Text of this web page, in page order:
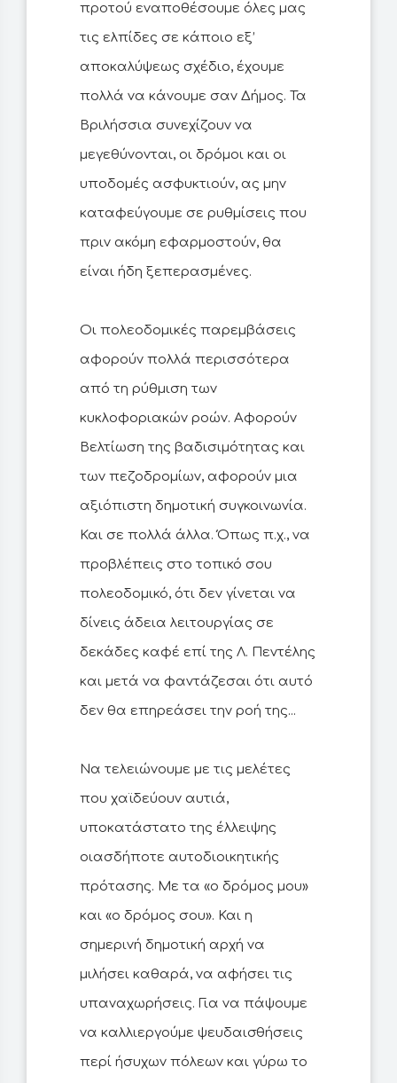
προτού εναποθέσουμε όλες μας
τις ελπίδες σε κάποιο εξ’
αποκαλύψεως σχέδιο, έχουμε
πολλά να κάνουμε σαν Δήμος. Τα
Βριλήσσια συνεχίζουν να
μεγεθύνονται, οι δρόμοι και οι
υποδομές ασφυκτιούν, ας μην
καταφεύγουμε σε ρυθμίσεις που
πριν ακόμη εφαρμοστούν, θα
είναι ήδη ξεπερασμένες.
Οι πολεοδομικές παρεμβάσεις
αφορούν πολλά περισσότερα
από τη ρύθμιση των
κυκλοφοριακών ροών. Αφορούν
Βελτίωση της βαδισιμότητας και
των πεζοδρομίων, αφορούν μια
αξιόπιστη δημοτική συγκοινωνία.
Και σε πολλά άλλα. Όπως π.χ., να
προβλέπεις στο τοπικό σου
πολεοδομικό, ότι δεν γίνεται να
δίνεις άδεια λειτουργίας σε
δεκάδες καφέ επί της Λ. Πεντέλης
και μετά να φαντάζεσαι ότι αυτό
δεν θα επηρεάσει την ροή της...
Να τελειώνουμε με τις μελέτες
που χαϊδεύουν αυτιά,
υποκατάστατο της έλλειψης
οιασδήποτε αυτοδιοικητικής
πρότασης. Με τα «ο δρόμος μου»
και «ο δρόμος σου». Και η
σημερινή δημοτική αρχή να
μιλήσει καθαρά, να αφήσει τις
υπαναχωρήσεις. Για να πάψουμε
να καλλιεργούμε ψευδαισθήσεις
περί ήσυχων πόλεων και γύρω το